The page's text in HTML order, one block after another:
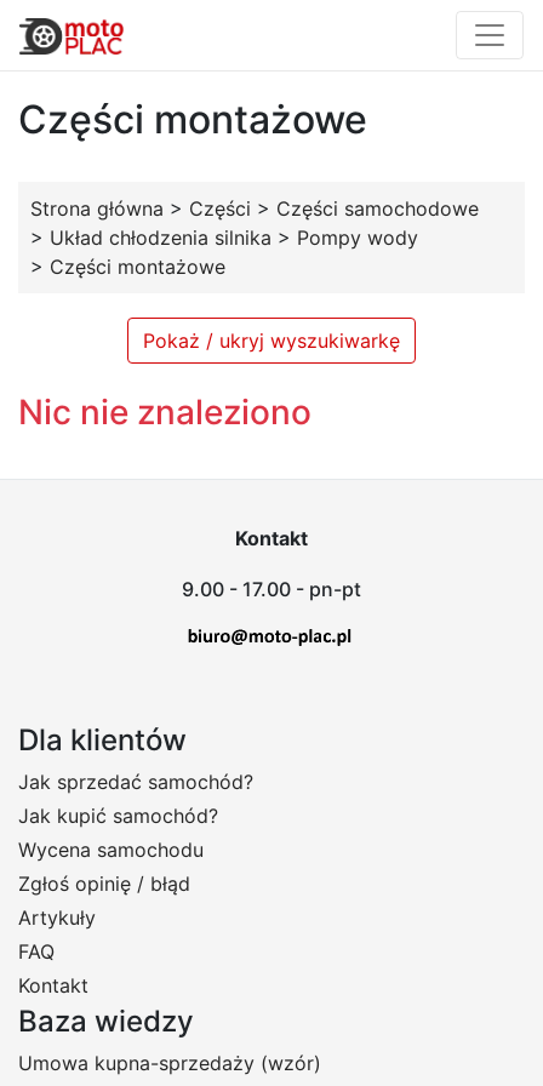
Części montażowe
Strona główna > Części > Części samochodowe
> Układ chłodzenia silnika > Pompy wody
> Części montażowe
Pokaż / ukryj wyszukiwarkę
Nic nie znaleziono
Kontakt
9.00 - 17.00 - pn-pt
Dla klientów
Jak sprzedać samochód?
Jak kupić samochód?
Wycena samochodu
Zgłoś opinię / błąd
Artykuły
FAQ
Kontakt
Baza wiedzy
Umowa kupna-sprzedaży (wzór)